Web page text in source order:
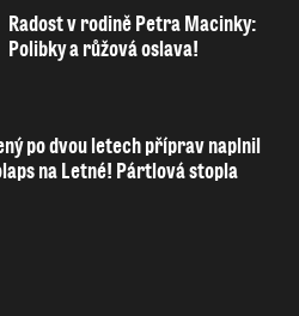
Radost v rodině Petra Macinky:
Polibky a růžová oslava!
po dvou letech příprav naplnil
na Letné! Pártlová stopla